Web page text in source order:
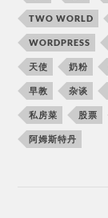
TWO WORLD
WORDPRESS
天使 奶粉
早教 杂谈
私房菜 股票
阿姆斯特丹